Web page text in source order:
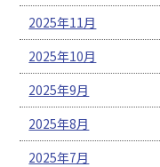
2025年11月
2025年10月
2025年9月
2025年8月
2025年7月